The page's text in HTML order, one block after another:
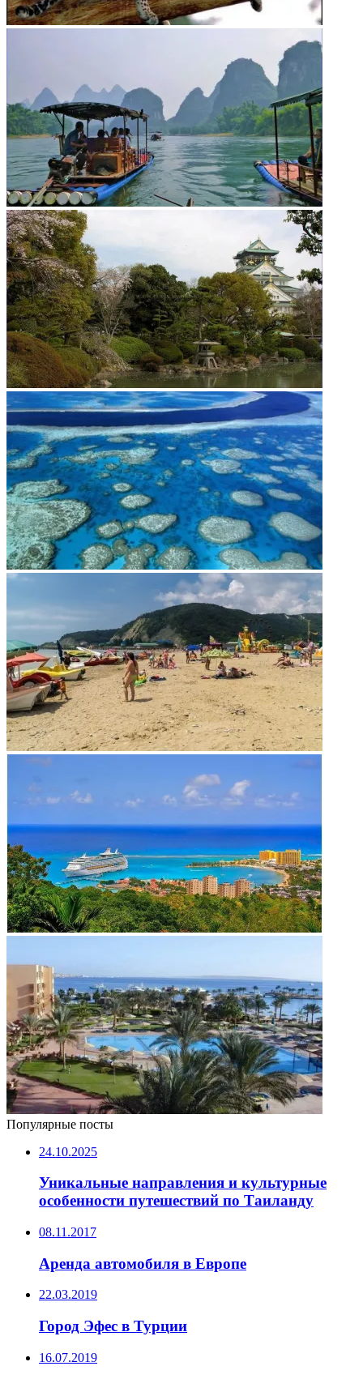
Популярные посты
24.10.2025
Уникальные направления и культурные
особенности путешествий по Таиланду
08.11.2017
Аренда автомобиля в Европе
22.03.2019
Город Эфес в Турции
16.07.2019